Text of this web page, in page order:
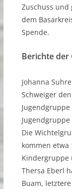
Zuschuss und
dem
Spende.
Berichte
Johanna
Schweiger
Die
kommen etwa
Kindergruppe
Thersa Eberl
Buam,